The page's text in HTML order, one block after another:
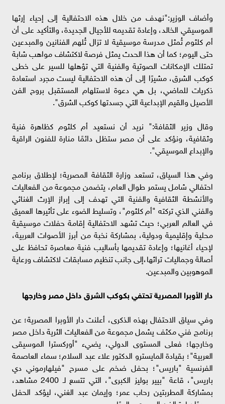
وأضاف الوزير:"نهدف من خلال هذه الاحتفالية إلى إحياء إرثها
الموسيقي الخالد، وإعادة تقديمه للأجيال الجديدة، والتأكيد على أن
أم كلثوم تُمثل مدرسة موسيقية لا تزال تُلهم الفنانين والمبدعين
حتى اليوم؛ كما أن هذا الحدث يمثل فرصة لاكتشاف مواهب شابة
تمتلك الإمكانات الصوتية والفنية التي تؤهلها للسير على خطى
كوكب الشرق، مشيرًا إلى أن هذه الاحتفالية ليست مجرد استعادة
ذكريات للماضي، بل هي دعوة لاستلهام المستقبل بروح الفن
الأصيل والقيم الإبداعية التي جسدتها كوكب الشرق".
وقال وزير الثقافة:" نريد أن نستعيد أم كلثوم كظاهرة فنية
وثقافية، ونؤكد على أن مصر ستظل دائمًا منارة للفنون الراقية
والإبداع الموسيقي".
وفي هذا السياق، تستعد وزارة الثقافة المصرية؛ لإطلاق برنامج
احتفالي شامل يستمر طوال العام، يتضمن مجموعة من الفعاليات
والأنشطة الثقافية والفنية التي تهدف إلى إبراز الإرث الغنائي
والفني الذي تركته "أم كلثوم"، وتسليط الضوء على تأثيرها العميق
في العالم العربي؛ حيث تشهد الاحتفالية إقامة حفلات موسيقية
محلية وإقليمية ودولية، بمشاركة نخبة من أبرز الأصوات العربية،
لإحياء أغانيها؛ وإعادة تقديمها بأساليب فنية معاصرة تحافظ على
أصالة وجماليات تراثها،إلى جانب تنظيم مسابقات لاكتشاف ورعاية
الموهوبين والمبدعين.
دار الأوبرا المصرية تحتفي بكوكب الشرق داخل مصر وخارجها
وفي سياق الاحتفال بهذه الذكرى، أعلنت دار الأوبرا المصرية؛ عن
برنامج فني مكثف يشمل مجموعة من الفعاليات الثرية داخل مصر
وخارجها؛ فعلى المستوى الدولي، يضيء "أوركسترا الموسيقى
العربية"؛ بقيادة المايسترو الدكتور علاء عبد السلام؛ سماء العاصمة
الفرنسية "باريس"؛ بحفل ضخم على مسرح "فيلهارموني دي
باريس"، قاعة "بيير بوليز الكبرى"، التي تتسع لـ 2400 مشاهد،
بمشاركة المطربتين رحاب عمر؛ وإيمان عبد الغني، ليؤكد الحفل